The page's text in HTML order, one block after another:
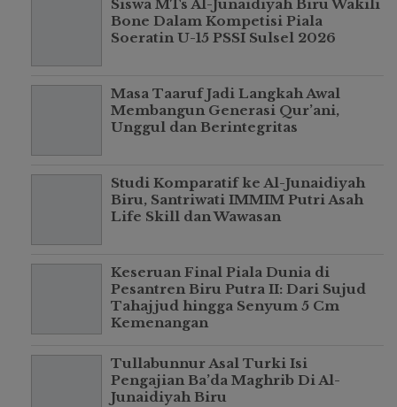
Siswa MTs Al-Junaidiyah Biru Wakili
Bone Dalam Kompetisi Piala
Soeratin U-15 PSSI Sulsel 2026
Masa Taaruf Jadi Langkah Awal
Membangun Generasi Qur’ani,
Unggul dan Berintegritas
Studi Komparatif ke Al-Junaidiyah
Biru, Santriwati IMMIM Putri Asah
Life Skill dan Wawasan
Keseruan Final Piala Dunia di
Pesantren Biru Putra II: Dari Sujud
Tahajjud hingga Senyum 5 Cm
Kemenangan
Tullabunnur Asal Turki Isi
Pengajian Ba’da Maghrib Di Al-
Junaidiyah Biru